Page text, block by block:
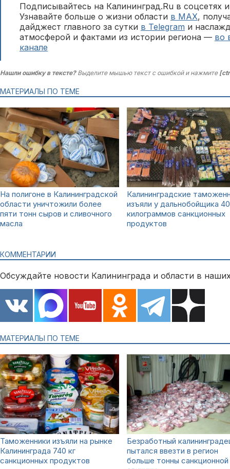
Подписывайтесь на Калининград.Ru в соцсетях
Узнавайте больше о жизни области в MAX,
дайджест главного за сутки в Telegram и
атмосферой и фактами из истории региона — во
канале
Нашли ошибку в тексте?Выделите мышью текст с ошибкой и нажмите
МАТЕРИАЛЫ ПО ТЕМЕ
На полигоне в Калининградской
области уничтожили более
пяти тонн сыров и сливочного
масла
Калининградские
изъяли у дальнобойщика 40
килограммов санкционных
продуктов
КОММЕНТАРИИ
Обсуждайте новости Калининграда и области в
МАТЕРИАЛЫ ПО ТЕМЕ
Таможенники изъяли на рынке
Калининграда 740 кг
санкционных продуктов
Безработный
пытался ввезти в регион
больше тонны санкционной